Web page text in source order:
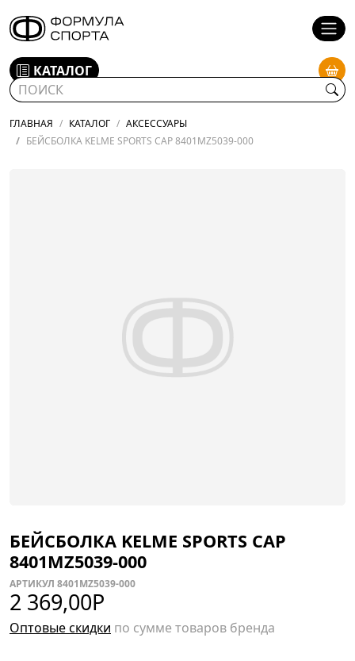
КАТАЛОГ
ГЛАВНАЯ КАТАЛОГ
АКСЕССУАРЫ
БЕЙСБОЛКА KELME SPORTS CAP 8401MZ5039-000
БЕЙСБОЛКА KELME SPORTS CAP
8401MZ5039-000
АРТИКУЛ 8401MZ5039-000
2 369,00Р
Оптовые скидки по сумме товаров бренда